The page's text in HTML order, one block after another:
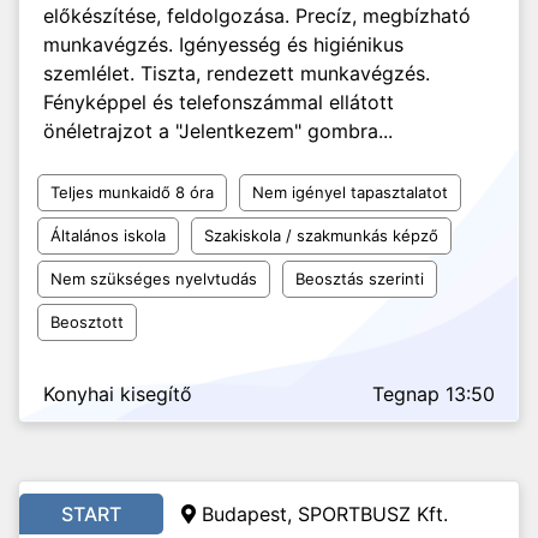
előkészítése, feldolgozása. Precíz, megbízható
munkavégzés. Igényesség és higiénikus
szemlélet. Tiszta, rendezett munkavégzés.
Fényképpel és telefonszámmal ellátott
önéletrajzot a "Jelentkezem" gombra...
Teljes munkaidő 8 óra Nem igényel tapasztalatot
Általános iskola Szakiskola / szakmunkás képző
Nem szükséges nyelvtudás Beosztás szerinti
Beosztott
Konyhai kisegítő Tegnap 13:50
START Budapest, SPORTBUSZ Kft.